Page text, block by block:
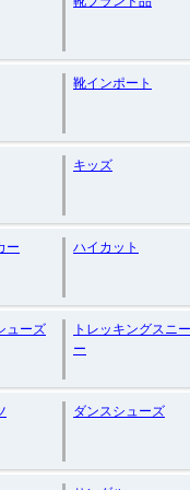
靴インポート
キッズ
ー ハイカット
ューズ
トレッキングスニ
ー
ダンスシューズ